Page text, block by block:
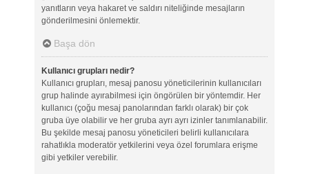
yanıtların veya hakaret ve saldırı niteliğinde mesajların
gönderilmesini önlemektir.
Başa dön
Kullanıcı grupları nedir?
Kullanıcı grupları, mesaj panosu yöneticilerinin kullanıcıları
grup halinde ayırabilmesi için öngörülen bir yöntemdir. Her
kullanıcı (çoğu mesaj panolarından farklı olarak) bir çok
gruba üye olabilir ve her gruba ayrı ayrı izinler tanımlanabilir.
Bu şekilde mesaj panosu yöneticileri belirli kullanıcılara
rahatlıkla moderatör yetkilerini veya özel forumlara erişme
gibi yetkiler verebilir.